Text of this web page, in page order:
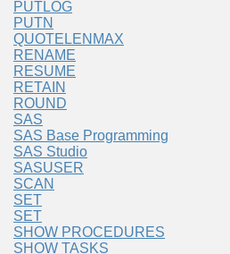
PUTLOG
PUTN
QUOTELENMAX
RENAME
RESUME
RETAIN
ROUND
SAS
SAS Base Programming
SAS Studio
SASUSER
SCAN
SET
SET
SHOW PROCEDURES
SHOW TASKS